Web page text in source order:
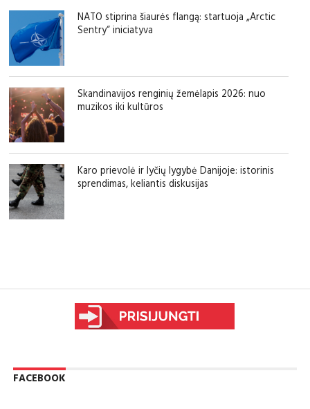
NATO stiprina šiaurės flangą: startuoja „Arctic
Sentry“ iniciatyva
Skandinavijos renginių žemėlapis 2026: nuo
muzikos iki kultūros
Karo prievolė ir lyčių lygybė Danijoje: istorinis
sprendimas, keliantis diskusijas
FACEBOOK